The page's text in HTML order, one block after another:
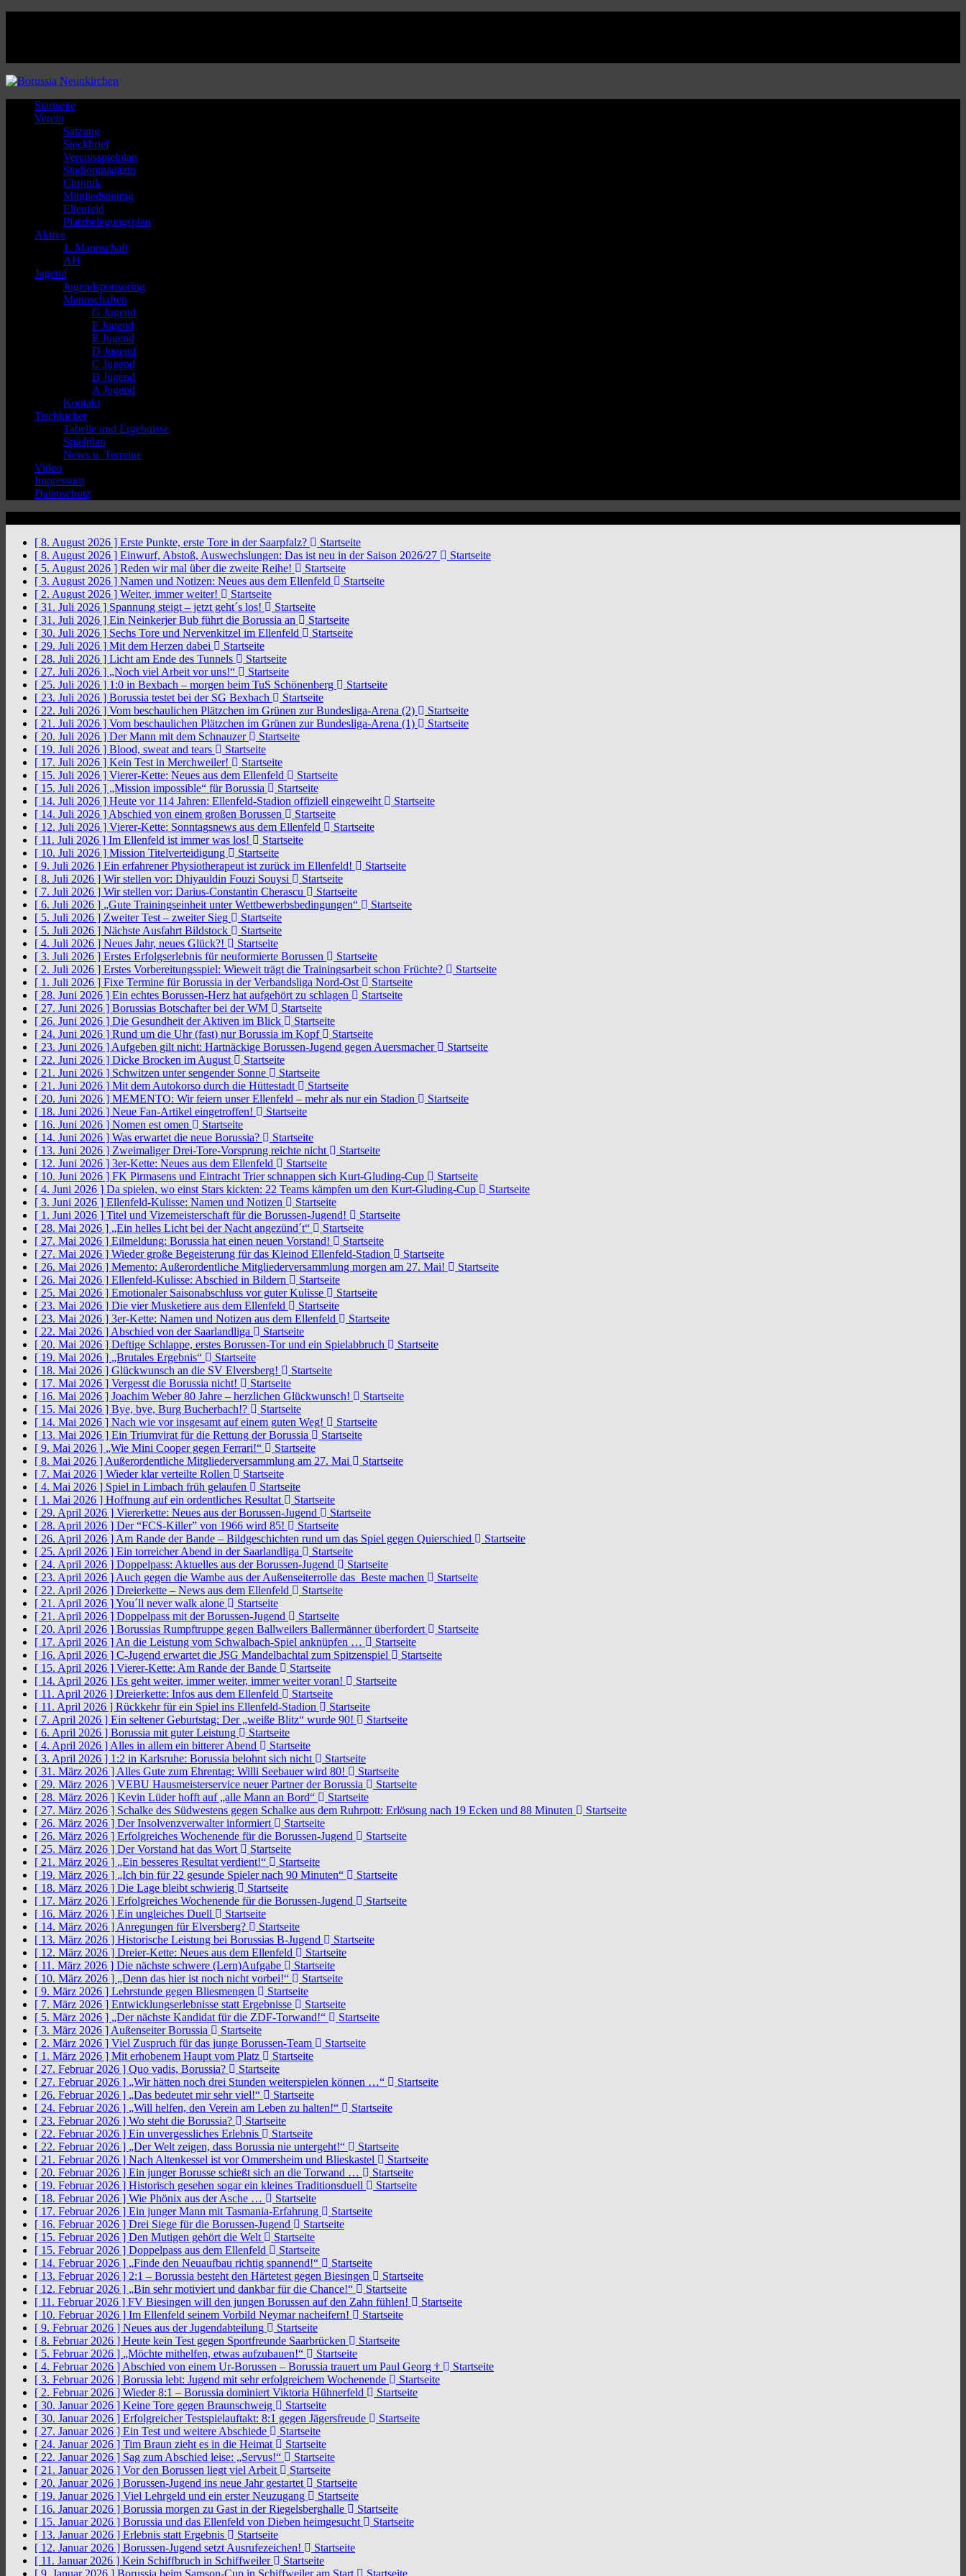
Startseite
Verein
Satzung
Steckbrief
Vereinsspielplan
Stadionmagazin
Chronik
Mitgliedsantrag
Ellenfeld
Platzbelegungsplan
Aktive
1. Mannschaft
AH
Jugend
Jugendsponsoring
Mannschaften
G Jugend
F Jugend
E Jugend
D Jugend
C Jugend
B Jugend
A Jugend
Kontakt
Tischkicker
Tabelle und Ergebnisse
Spielplan
News u. Termine
Video
Impressum
Datenschutz
[ 8. August 2026 ] Erste Punkte, erste Tore in der Saarpfalz?
Startseite
[ 8. August 2026 ] Einwurf, Abstoß, Auswechslungen: Das ist neu in der Saison 2026/27
Startseite
[ 5. August 2026 ] Reden wir mal über die zweite Reihe!
Startseite
[ 3. August 2026 ] Namen und Notizen: Neues aus dem Ellenfeld
Startseite
[ 2. August 2026 ] Weiter, immer weiter!
Startseite
[ 31. Juli 2026 ] Spannung steigt – jetzt geht´s los!
Startseite
[ 31. Juli 2026 ] Ein Neinkerjer Bub führt die Borussia an
Startseite
[ 30. Juli 2026 ] Sechs Tore und Nervenkitzel im Ellenfeld
Startseite
[ 29. Juli 2026 ] Mit dem Herzen dabei
Startseite
[ 28. Juli 2026 ] Licht am Ende des Tunnels
Startseite
[ 27. Juli 2026 ] „Noch viel Arbeit vor uns!“
Startseite
[ 25. Juli 2026 ] 1:0 in Bexbach – morgen beim TuS Schönenberg
Startseite
[ 23. Juli 2026 ] Borussia testet bei der SG Bexbach
Startseite
[ 22. Juli 2026 ] Vom beschaulichen Plätzchen im Grünen zur Bundesliga-Arena (2)
Startseite
[ 21. Juli 2026 ] Vom beschaulichen Plätzchen im Grünen zur Bundesliga-Arena (1)
Startseite
[ 20. Juli 2026 ] Der Mann mit dem Schnauzer
Startseite
[ 19. Juli 2026 ] Blood, sweat and tears
Startseite
[ 17. Juli 2026 ] Kein Test in Merchweiler!
Startseite
[ 15. Juli 2026 ] Vierer-Kette: Neues aus dem Ellenfeld
Startseite
[ 15. Juli 2026 ] „Mission impossible“ für Borussia
Startseite
[ 14. Juli 2026 ] Heute vor 114 Jahren: Ellenfeld-Stadion offiziell eingeweiht
Startseite
[ 14. Juli 2026 ] Abschied von einem großen Borussen
Startseite
[ 12. Juli 2026 ] Vierer-Kette: Sonntagsnews aus dem Ellenfeld
Startseite
[ 11. Juli 2026 ] Im Ellenfeld ist immer was los!
Startseite
[ 10. Juli 2026 ] Mission Titelverteidigung
Startseite
[ 9. Juli 2026 ] Ein erfahrener Physiotherapeut ist zurück im Ellenfeld!
Startseite
[ 8. Juli 2026 ] Wir stellen vor: Dhiyauldin Fouzi Souysi
Startseite
[ 7. Juli 2026 ] Wir stellen vor: Darius-Constantin Cherascu
Startseite
[ 6. Juli 2026 ] „Gute Trainingseinheit unter Wettbewerbsbedingungen“
Startseite
[ 5. Juli 2026 ] Zweiter Test – zweiter Sieg
Startseite
[ 5. Juli 2026 ] Nächste Ausfahrt Bildstock
Startseite
[ 4. Juli 2026 ] Neues Jahr, neues Glück?!
Startseite
[ 3. Juli 2026 ] Erstes Erfolgserlebnis für neuformierte Borussen
Startseite
[ 2. Juli 2026 ] Erstes Vorbereitungsspiel: Wieweit trägt die Trainingsarbeit schon Früchte?
Startseite
[ 1. Juli 2026 ] Fixe Termine für Borussia in der Verbandsliga Nord-Ost
Startseite
[ 28. Juni 2026 ] Ein echtes Borussen-Herz hat aufgehört zu schlagen
Startseite
[ 27. Juni 2026 ] Borussias Botschafter bei der WM
Startseite
[ 26. Juni 2026 ] Die Gesundheit der Aktiven im Blick
Startseite
[ 24. Juni 2026 ] Rund um die Uhr (fast) nur Borussia im Kopf
Startseite
[ 23. Juni 2026 ] Aufgeben gilt nicht: Hartnäckige Borussen-Jugend gegen Auersmacher
Startseite
[ 22. Juni 2026 ] Dicke Brocken im August
Startseite
[ 21. Juni 2026 ] Schwitzen unter sengender Sonne
Startseite
[ 21. Juni 2026 ] Mit dem Autokorso durch die Hüttestadt
Startseite
[ 20. Juni 2026 ] MEMENTO: Wir feiern unser Ellenfeld – mehr als nur ein Stadion
Startseite
[ 18. Juni 2026 ] Neue Fan-Artikel eingetroffen!
Startseite
[ 16. Juni 2026 ] Nomen est omen
Startseite
[ 14. Juni 2026 ] Was erwartet die neue Borussia?
Startseite
[ 13. Juni 2026 ] Zweimaliger Drei-Tore-Vorsprung reichte nicht
Startseite
[ 12. Juni 2026 ] 3er-Kette: Neues aus dem Ellenfeld
Startseite
[ 10. Juni 2026 ] FK Pirmasens und Eintracht Trier schnappen sich Kurt-Gluding-Cup
Startseite
[ 4. Juni 2026 ] Da spielen, wo einst Stars kickten: 22 Teams kämpfen um den Kurt-Gluding-Cup
Startseite
[ 3. Juni 2026 ] Ellenfeld-Kulisse: Namen und Notizen
Startseite
[ 1. Juni 2026 ] Titel und Vizemeisterschaft für die Borussen-Jugend!
Startseite
[ 28. Mai 2026 ] „Ein helles Licht bei der Nacht angezünd´t“
Startseite
[ 27. Mai 2026 ] Eilmeldung: Borussia hat einen neuen Vorstand!
Startseite
[ 27. Mai 2026 ] Wieder große Begeisterung für das Kleinod Ellenfeld-Stadion
Startseite
[ 26. Mai 2026 ] Memento: Außerordentliche Mitgliederversammlung morgen am 27. Mai!
Startseite
[ 26. Mai 2026 ] Ellenfeld-Kulisse: Abschied in Bildern
Startseite
[ 25. Mai 2026 ] Emotionaler Saisonabschluss vor guter Kulisse
Startseite
[ 23. Mai 2026 ] Die vier Musketiere aus dem Ellenfeld
Startseite
[ 23. Mai 2026 ] 3er-Kette: Namen und Notizen aus dem Ellenfeld
Startseite
[ 22. Mai 2026 ] Abschied von der Saarlandliga
Startseite
[ 20. Mai 2026 ] Deftige Schlappe, erstes Borussen-Tor und ein Spielabbruch
Startseite
[ 19. Mai 2026 ] „Brutales Ergebnis“
Startseite
[ 18. Mai 2026 ] Glückwunsch an die SV Elversberg!
Startseite
[ 17. Mai 2026 ] Vergesst die Borussia nicht!
Startseite
[ 16. Mai 2026 ] Joachim Weber 80 Jahre – herzlichen Glückwunsch!
Startseite
[ 15. Mai 2026 ] Bye, bye, Burg Bucherbach!?
Startseite
[ 14. Mai 2026 ] Nach wie vor insgesamt auf einem guten Weg!
Startseite
[ 13. Mai 2026 ] Ein Triumvirat für die Rettung der Borussia
Startseite
[ 9. Mai 2026 ] „Wie Mini Cooper gegen Ferrari!“
Startseite
[ 8. Mai 2026 ] Außerordentliche Mitgliederversammlung am 27. Mai
Startseite
[ 7. Mai 2026 ] Wieder klar verteilte Rollen
Startseite
[ 4. Mai 2026 ] Spiel in Limbach früh gelaufen
Startseite
[ 1. Mai 2026 ] Hoffnung auf ein ordentliches Resultat
Startseite
[ 29. April 2026 ] Viererkette: Neues aus der Borussen-Jugend
Startseite
[ 28. April 2026 ] Der “FCS-Killer” von 1966 wird 85!
Startseite
[ 26. April 2026 ] Am Rande der Bande – Bildgeschichten rund um das Spiel gegen Quierschied
Startseite
[ 25. April 2026 ] Ein torreicher Abend in der Saarlandliga
Startseite
[ 24. April 2026 ] Doppelpass: Aktuelles aus der Borussen-Jugend
Startseite
[ 23. April 2026 ] Auch gegen die Wambe aus der Außenseiterrolle das Beste machen
Startseite
[ 22. April 2026 ] Dreierkette – News aus dem Ellenfeld
Startseite
[ 21. April 2026 ]You´ll never walk alone
Startseite
[ 21. April 2026 ] Doppelpass mit der Borussen-Jugend
Startseite
[ 20. April 2026 ] Borussias Rumpftruppe gegen Ballweilers Ballermänner überfordert
Startseite
[ 17. April 2026 ] An die Leistung vom Schwalbach-Spiel anknüpfen …
Startseite
[ 16. April 2026 ] C-Jugend erwartet die JSG Mandelbachtal zum Spitzenspiel
Startseite
[ 15. April 2026 ] Vierer-Kette: Am Rande der Bande
Startseite
[ 14. April 2026 ] Es geht weiter, immer weiter, immer weiter voran!
Startseite
[ 11. April 2026 ] Dreierkette: Infos aus dem Ellenfeld
Startseite
[ 11. April 2026 ] Rückkehr für ein Spiel ins Ellenfeld-Stadion
Startseite
[ 7. April 2026 ] Ein seltener Geburtstag: Der „weiße Blitz“ wurde 90!
Startseite
[ 6. April 2026 ] Borussia mit guter Leistung
Startseite
[ 4. April 2026 ] Alles in allem ein bitterer Abend
Startseite
[ 3. April 2026 ] 1:2 in Karlsruhe: Borussia belohnt sich nicht
Startseite
[ 31. März 2026 ] Alles Gute zum Ehrentag: Willi Seebauer wird 80!
Startseite
[ 29. März 2026 ] VEBU Hausmeisterservice neuer Partner der Borussia
Startseite
[ 28. März 2026 ] Kevin Lüder hofft auf „alle Mann an Bord“
Startseite
[ 27. März 2026 ] Schalke des Südwestens gegen Schalke aus dem Ruhrpott: Erlösung nach 19 Ecken und 88 Minuten
Startseite
[ 26. März 2026 ] Der Insolvenzverwalter informiert
Startseite
[ 26. März 2026 ] Erfolgreiches Wochenende für die Borussen-Jugend
Startseite
[ 25. März 2026 ] Der Vorstand hat das Wort
Startseite
[ 21. März 2026 ] „Ein besseres Resultat verdient!“
Startseite
[ 19. März 2026 ] „Ich bin für 22 gesunde Spieler nach 90 Minuten“
Startseite
[ 18. März 2026 ] Die Lage bleibt schwierig
Startseite
[ 17. März 2026 ] Erfolgreiches Wochenende für die Borussen-Jugend
Startseite
[ 16. März 2026 ] Ein ungleiches Duell
Startseite
[ 14. März 2026 ] Anregungen für Elversberg?
Startseite
[ 13. März 2026 ] Historische Leistung bei Borussias B-Jugend
Startseite
[ 12. März 2026 ] Dreier-Kette: Neues aus dem Ellenfeld
Startseite
[ 11. März 2026 ] Die nächste schwere (Lern)Aufgabe
Startseite
[ 10. März 2026 ] „Denn das hier ist noch nicht vorbei!“
Startseite
[ 9. März 2026 ] Lehrstunde gegen Bliesmengen
Startseite
[ 7. März 2026 ] Entwicklungserlebnisse statt Ergebnisse
Startseite
[ 5. März 2026 ] „Der nächste Kandidat für die ZDF-Torwand!“
Startseite
[ 3. März 2026 ] Außenseiter Borussia
Startseite
[ 2. März 2026 ] Viel Zuspruch für das junge Borussen-Team
Startseite
[ 1. März 2026 ] Mit erhobenem Haupt vom Platz
Startseite
[ 27. Februar 2026 ] Quo vadis, Borussia?
Startseite
[ 27. Februar 2026 ] „Wir hätten noch drei Stunden weiterspielen können …“
Startseite
[ 26. Februar 2026 ] „Das bedeutet mir sehr viel!“
Startseite
[ 24. Februar 2026 ] „Will helfen, den Verein am Leben zu halten!“
Startseite
[ 23. Februar 2026 ] Wo steht die Borussia?
Startseite
[ 22. Februar 2026 ] Ein unvergessliches Erlebnis
Startseite
[ 22. Februar 2026 ] „Der Welt zeigen, dass Borussia nie untergeht!“
Startseite
[ 21. Februar 2026 ] Nach Altenkessel ist vor Ommersheim und Blieskastel
Startseite
[ 20. Februar 2026 ] Ein junger Borusse schießt sich an die Torwand …
Startseite
[ 19. Februar 2026 ] Historisch gesehen sogar ein kleines Traditionsduell
Startseite
[ 18. Februar 2026 ] Wie Phönix aus der Asche …
Startseite
[ 17. Februar 2026 ] Ein junger Mann mit Tasmania-Erfahrung
Startseite
[ 16. Februar 2026 ] Drei Siege für die Borussen-Jugend
Startseite
[ 15. Februar 2026 ] Den Mutigen gehört die Welt
Startseite
[ 15. Februar 2026 ] Doppelpass aus dem Ellenfeld
Startseite
[ 14. Februar 2026 ] „Finde den Neuaufbau richtig spannend!“
Startseite
[ 13. Februar 2026 ] 2:1 – Borussia besteht den Härtetest gegen Biesingen
Startseite
[ 12. Februar 2026 ] „Bin sehr motiviert und dankbar für die Chance!“
Startseite
[ 11. Februar 2026 ] FV Biesingen will den jungen Borussen auf den Zahn fühlen!
Startseite
[ 10. Februar 2026 ] Im Ellenfeld seinem Vorbild Neymar nacheifern!
Startseite
[ 9. Februar 2026 ] Neues aus der Jugendabteilung
Startseite
[ 8. Februar 2026 ] Heute kein Test gegen Sportfreunde Saarbrücken
Startseite
[ 5. Februar 2026 ] „Möchte mithelfen, etwas aufzubauen!“
Startseite
[ 4. Februar 2026 ] Abschied von einem Ur-Borussen – Borussia trauert um Paul Georg †
Startseite
[ 3. Februar 2026 ] Borussia lebt: Jugend mit sehr erfolgreichem Wochenende
Startseite
[ 2. Februar 2026 ] Wieder 8:1 – Borussia dominiert Viktoria Hühnerfeld
Startseite
[ 30. Januar 2026 ] Keine Tore gegen Braunschweig
Startseite
[ 30. Januar 2026 ] Erfolgreicher Testspielauftakt: 8:1 gegen Jägersfreude
Startseite
[ 27. Januar 2026 ] Ein Test und weitere Abschiede
Startseite
[ 24. Januar 2026 ] Tim Braun zieht es in die Heimat
Startseite
[ 22. Januar 2026 ] Sag zum Abschied leise: „Servus!“
Startseite
[ 21. Januar 2026 ] Vor den Borussen liegt viel Arbeit
Startseite
[ 20. Januar 2026 ] Borussen-Jugend ins neue Jahr gestartet
Startseite
[ 19. Januar 2026 ] Viel Lehrgeld und ein erster Neuzugang
Startseite
[ 16. Januar 2026 ] Borussia morgen zu Gast in der Riegelsberghalle
Startseite
[ 15. Januar 2026 ] Borussia und das Ellenfeld von Dieben heimgesucht
Startseite
[ 13. Januar 2026 ] Erlebnis statt Ergebnis
Startseite
[ 12. Januar 2026 ] Borussen-Jugend setzt Ausrufezeichen!
Startseite
[ 11. Januar 2026 ] Kein Schiffbruch in Schiffweiler
Startseite
[ 9. Januar 2026 ] Borussia beim Samson-Cup in Schiffweiler am Start Startseite